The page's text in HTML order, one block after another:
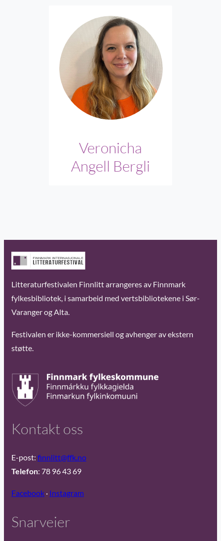
Veronicha
Angell Bergli
Litteraturfestivalen Finnlitt arrangeres av Finnmark
fylkesbibliotek, i samarbeid med vertsbibliotekene i Sør-
Varanger og Alta.
Festivalen er ikke-kommersiell og avhenger av ekstern
støtte.
Kontakt oss
E-post: finnlitt@ffk.no
Telefon: 78 96 43 69
Facebook · Instagram
Snarveier